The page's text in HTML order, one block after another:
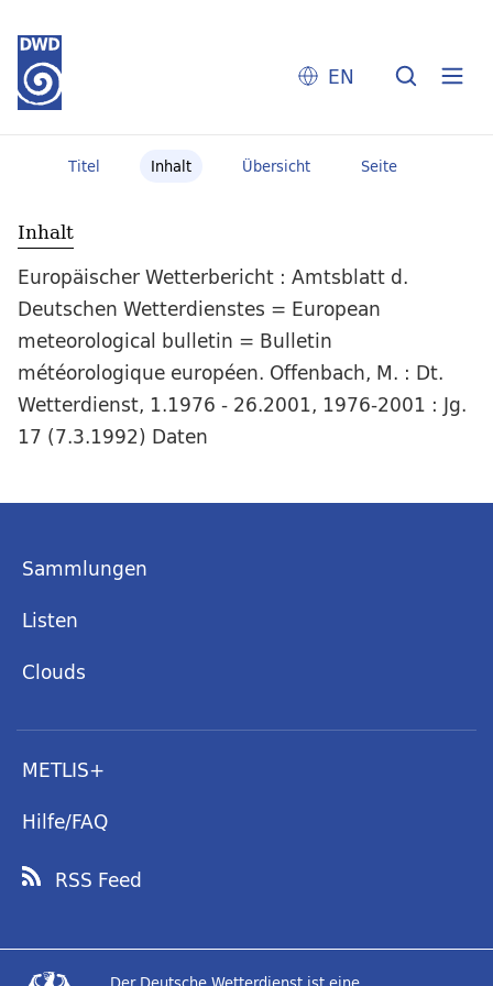
EN
Titel Inhalt Übersicht Seite
Inhalt
Europäischer Wetterbericht : Amtsblatt d.
Deutschen Wetterdienstes = European
meteorological bulletin = Bulletin
météorologique européen. Offenbach, M. : Dt.
Wetterdienst, 1.1976 - 26.2001, 1976-2001 : Jg.
17 (7.3.1992) Daten
Sammlungen
Listen
Clouds
METLIS+
Hilfe/FAQ
RSS Feed